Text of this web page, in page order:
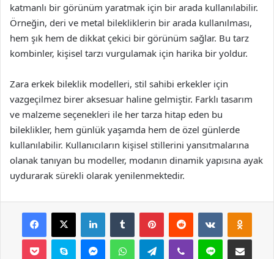
katmanlı bir görünüm yaratmak için bir arada kullanılabilir.
Örneğin, deri ve metal bilekliklerin bir arada kullanılması,
hem şık hem de dikkat çekici bir görünüm sağlar. Bu tarz
kombinler, kişisel tarzı vurgulamak için harika bir yoldur.
Zara erkek bileklik modelleri, stil sahibi erkekler için
vazgeçilmez birer aksesuar haline gelmiştir. Farklı tasarım
ve malzeme seçenekleri ile her tarza hitap eden bu
bileklikler, hem günlük yaşamda hem de özel günlerde
kullanılabilir. Kullanıcıların kişisel stillerini yansıtmalarına
olanak tanıyan bu modeller, modanın dinamik yapısına ayak
uydurarak sürekli olarak yenilenmektedir.
Facebook
X LinkedInTumblr PinterestReddit VKontakte
Pocket Skype MessengerWhatsAppTelegramViber Line E-Posta ile